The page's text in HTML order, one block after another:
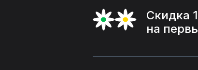
Скидка
на